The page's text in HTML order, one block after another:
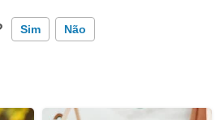
Sim Não
informação incorreta
a informação que procuro